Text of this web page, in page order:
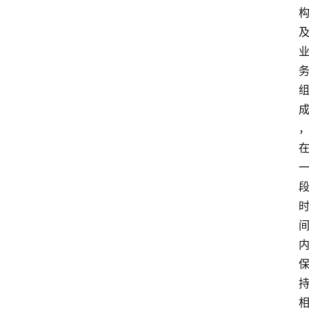
构
及
业
务
组
成
，
在
一
段
时
间
内
保
持
相